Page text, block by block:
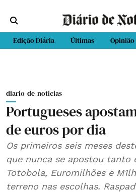
Edição Diária Últimas Opinião
diario-de-noticias
Portugueses
de euros por dia
Os primeiros seis meses
que nunca se apostou tanto
Totobola, Euromilhões e
terreno nas escolhas.